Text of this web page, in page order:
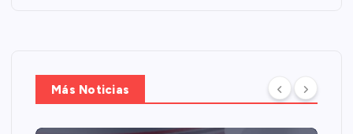
Más Noticias